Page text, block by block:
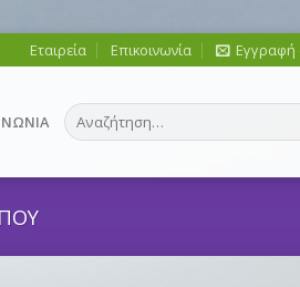
Εταιρεία Επικοινωνία Εγγραφή
Αναζήτηση
για: